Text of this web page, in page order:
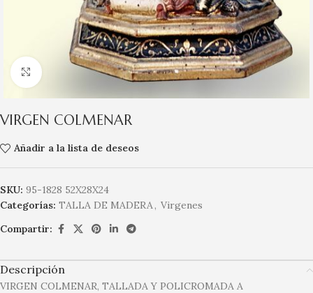
Clic para ampliar
VIRGEN COLMENAR
Añadir a la lista de deseos
SKU: 95-1828 52X28X24
Categorías: TALLA DE MADERA, Virgenes
Compartir:
Descripción
VIRGEN COLMENAR, TALLADA Y POLICROMADA A